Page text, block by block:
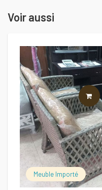
Voir aussi
Meuble Importé